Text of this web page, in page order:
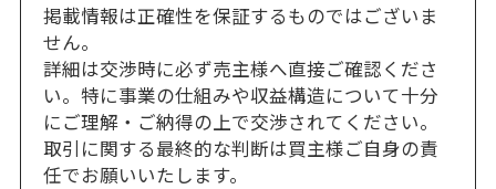
掲載情報は正確性を保証するものではございま
せん。
詳細は交渉時に必ず売主様へ直接ご確認くださ
い。特に事業の仕組みや収益構造について十分
にご理解・ご納得の上で交渉されてください。
取引に関する最終的な判断は買主様ご自身の責
任でお願いいたします。